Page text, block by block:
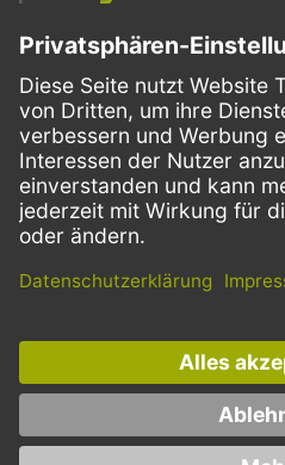
VERSANDARTEN
FacebookInstagramLinkedIn
Dieses Angebot ist ausschließlich
Handwerk, öffentliche